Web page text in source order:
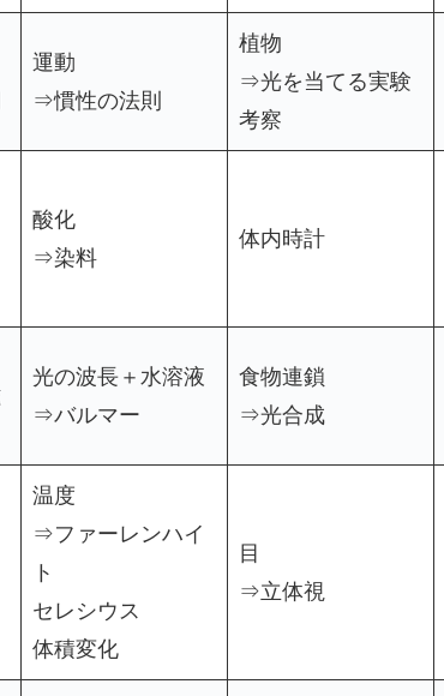
運動
⇒慣性の法則
植物
⇒光を当てる実験
考察
酸化
⇒染料
体内時計
光の波長＋水溶液
⇒バルマー
食物連鎖
⇒光合成
温度
⇒ファーレンハイ
ト
セレシウス
体積変化
目
⇒立体視